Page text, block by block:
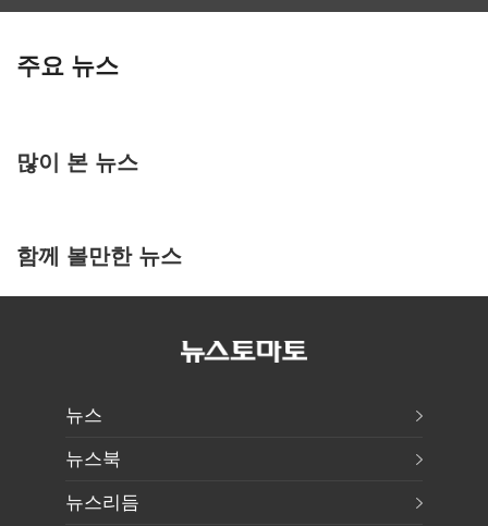
주요 뉴스
많이 본 뉴스
함께 볼만한 뉴스
뉴스
뉴스북
뉴스리듬